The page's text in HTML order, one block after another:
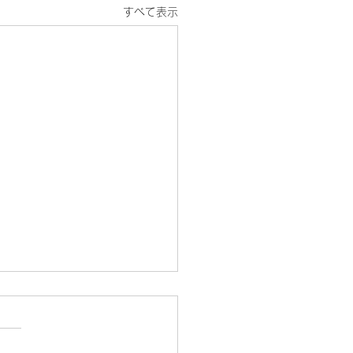
すべて表示